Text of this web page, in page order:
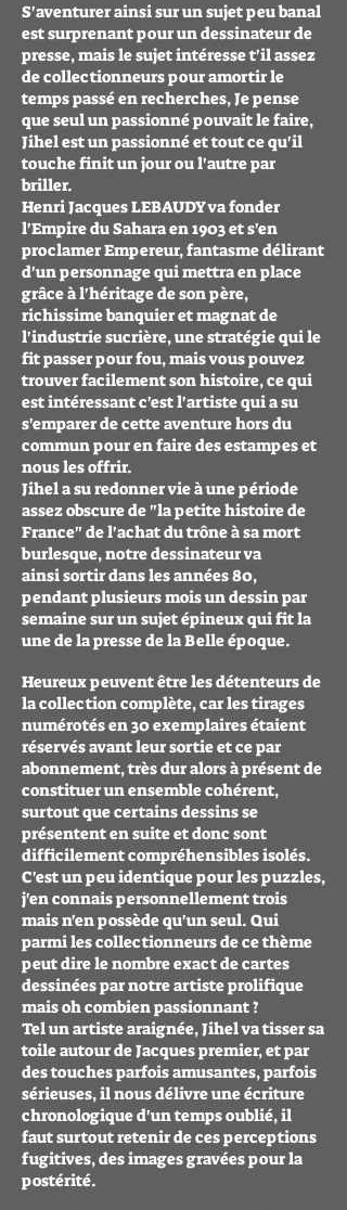
S'aventurer ainsi sur un sujet peu banal
est surprenant pour un dessinateur de
presse, mais le sujet intéresse t'il assez
de collectionneurs pour amortir le
temps passé en recherches, Je pense
que seul un passionné pouvait le faire,
Jihel est un passionné et tout ce qu'il
touche finit un jour ou l'autre par
briller.
Henri Jacques LEBAUDY va fonder
l'Empire du Sahara en 1903 et s'en
proclamer Empereur, fantasme délirant
d'un personnage qui mettra en place
grâce à l'héritage de son père,
richissime banquier et magnat de
l'industrie sucrière, une stratégie qui le
fit passer pour fou, mais vous pouvez
trouver facilement son histoire, ce qui
est intéressant c'est l'artiste qui a su
s'emparer de cette aventure hors du
commun pour en faire des estampes et
nous les offrir.
Jihel a su redonner vie à une période
assez obscure de "la petite histoire de
France" de l'achat du trône à sa mort
burlesque, notre dessinateur va
ainsi sortir dans les années 80,
pendant plusieurs mois un dessin par
semaine sur un sujet épineux qui fit la
une de la presse de la Belle époque.
Heureux peuvent être les détenteurs de
la collection complète, car les tirages
numérotés en 30 exemplaires étaient
réservés avant leur sortie et ce par
abonnement, très dur alors à présent de
constituer un ensemble cohérent,
surtout que certains dessins se
présentent en suite et donc sont
difficilement compréhensibles isolés.
C'est un peu identique pour les puzzles,
j'en connais personnellement trois
mais n'en possède qu'un seul. Qui
parmi les collectionneurs de ce thème
peut dire le nombre exact de cartes
dessinées par notre artiste prolifique
mais oh combien passionnant ?
Tel un artiste araignée, Jihel va tisser sa
toile autour de Jacques premier, et par
des touches parfois amusantes, parfois
sérieuses, il nous délivre une écriture
chronologique d'un temps oublié, il
faut surtout retenir de ces perceptions
fugitives, des images gravées pour la
postérité.